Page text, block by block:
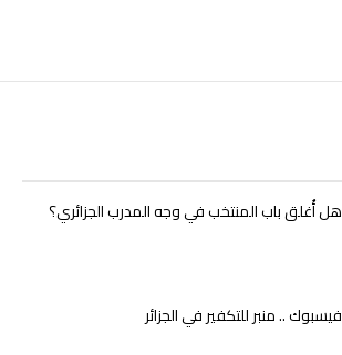
هل أُغلق باب المنتخب في وجه المدرب الجزائري؟
فيسبوك .. منبر للتكفير في الجزائر